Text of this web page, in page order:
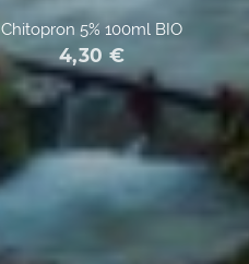
Chitopron 5% 100ml BIO
4,30 €